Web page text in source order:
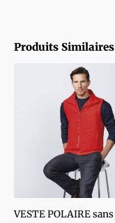
Produits Similaires
VESTE POLAIRE sans